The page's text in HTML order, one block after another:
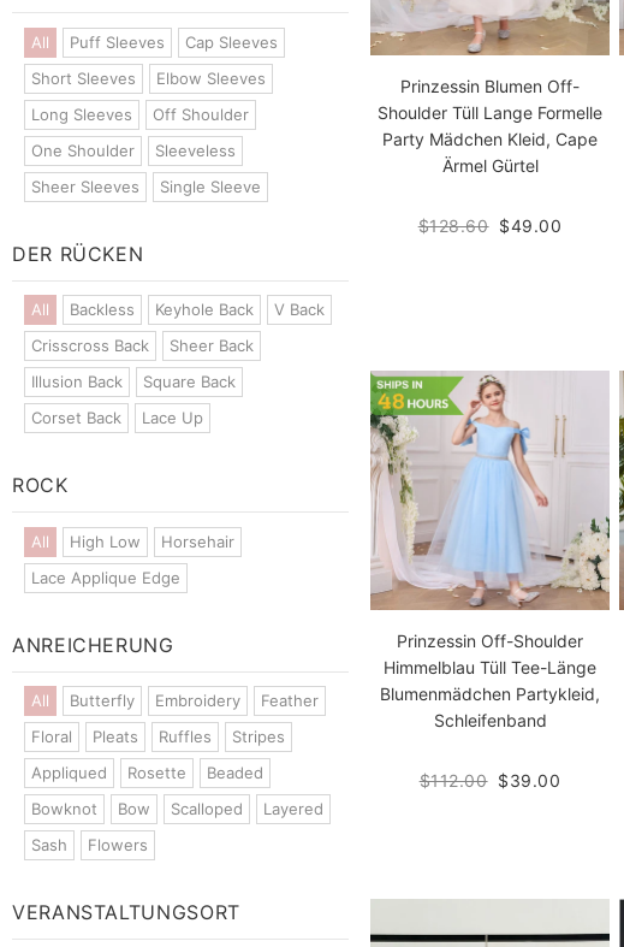
All Puff Sleeves
Cap Sleeves
Short Sleeves
Elbow Sleeves
Long Sleeves
Off Shoulder
One Shoulder
Sleeveless
Sheer Sleeves
Single Sleeve
DER RÜCKEN
All Backless Keyhole Back
V Back
Crisscross Back
Sheer Back
Illusion Back
Square Back
Corset Back
Lace Up
ROCK
All High Low
Horsehair
Lace Applique Edge
ANREICHERUNG
All Butterfly Embroidery
Feather
Floral
Pleats Ruffles
Stripes
Appliqued
Rosette
Beaded
Bowknot
Bow Scalloped
Layered
Sash
Flowers
VERANSTALTUNGSORT
Prinzessin Blumen Off-
Shoulder Tüll Lange Formelle
Party Mädchen Kleid, Cape
Ärmel Gürtel
$128.60 $49.00
Prinzessin Off-Shoulder
Himmelblau Tüll Tee-Länge
Blumenmädchen Partykleid,
Schleifenband
$112.00 $39.00